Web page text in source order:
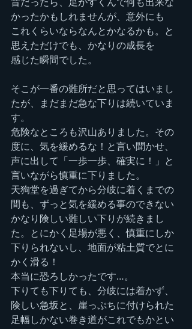
かったかもしれませんが、意外にも
これくらいならなんとかなるかも。と
思えただけでも、かなりの成長を
感じた瞬間でした。
そこが一番の難所だと思ってはいまし
たが、まだまだ急な下りは続いていま
す。
危険なところも沢山ありました。その
度に、気を緩めるな！と言い聞かせ、
声に出して「一歩一歩、確実に！」と
言いながら慎重に下りました。
天狗堂を過ぎてから分岐に着くまでの
間も、ずっと気を緩める事のできない
かなり険しい難しい下りが続きまし
た。とにかく足場が悪く、慎重にしか
下りられないし、地面が粘土質でとに
かく滑る！
本当に恐ろしかったです…。
下りても下りても、分岐には着かず、
険しい急坂と、崖っぷちに付けられた
足幅しかない巻き道がこれでもかとい